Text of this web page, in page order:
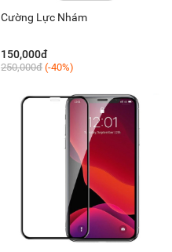
Cường Lực Nhám
150,000đ
250,000đ (-40%)